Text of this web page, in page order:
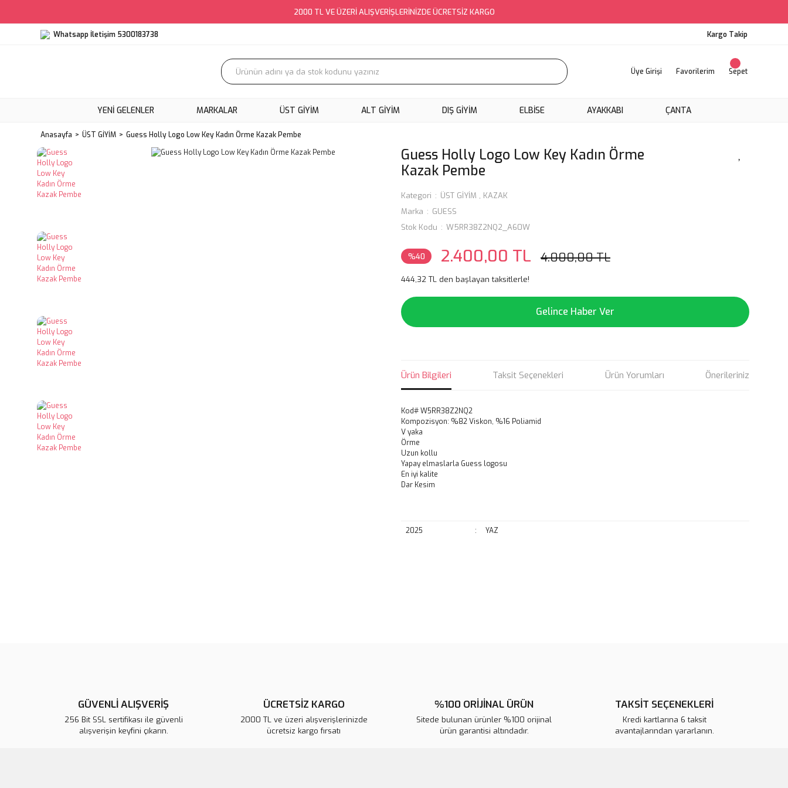
2000 TL VE ÜZERİ ALIŞVERİŞLERİNİZDE ÜCRETSİZ KARGO
Whatsapp İletişim 5300183738 Kargo Takip
Üye Girişi Favorilerim Sepet
YENI GELENLER MARKALAR ÜST GİYİM ALT GİYİM DIŞ GİYİM ELBİSE AYAKKABI ÇANTA
Anasayfa ÜST GİYİM Guess Holly Logo Low Key Kadın Örme Kazak Pembe
Guess Holly Logo Low Key Kadın Örme
Kazak Pembe
Kategori ÜST GİYİM , KAZAK
Marka
GUESS
Stok Kodu
W5RR38Z2NQ2_A60W
%40 2.400,00 TL 4.000,00 TL
444,32 TL den başlayan taksitlerle!
Gelince Haber Ver
Ürün Bilgileri Taksit Seçenekleri Ürün Yorumları Önerileriniz
Kod# W5RR38Z2NQ2
Kompozisyon: %82 Viskon, %16 Poliamid
V yaka
Örme
Uzun kollu
Yapay elmaslarla Guess logosu
En iyi kalite
Dar Kesim
2025 : YAZ
Bu ürüne benzer farklı alternatifler olmalı.
GÜVENLİ ALIŞVERİŞ
256 Bit SSL sertifikası ile güvenli
alışverişin keyfini çıkarın.
ÜCRETSİZ KARGO
2000 TL ve üzeri alışverişlerinizde
ücretsiz kargo fırsatı
%100 ORİJİNAL ÜRÜN
Sitede bulunan ürünler %100 orijinal
ürün garantisi altındadır.
TAKSİT SEÇENEKLERİ
Kredi kartlarına 6 taksit
avantajlarından yararlanın.